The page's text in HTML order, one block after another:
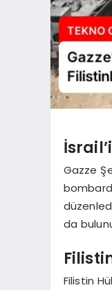
Gazze
da
Filistin